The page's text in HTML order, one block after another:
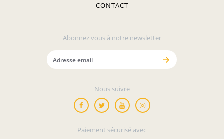
CONTACT
Abonnez vous à notre newsletter
Nous suivre
Paiement sécurisé avec